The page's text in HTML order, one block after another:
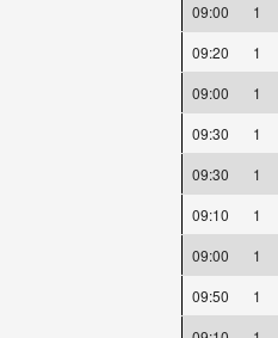
09:00
1
09:20
1
09:00
1
09:30
1
09:30
1
09:10
1
09:00
1
09:50
1